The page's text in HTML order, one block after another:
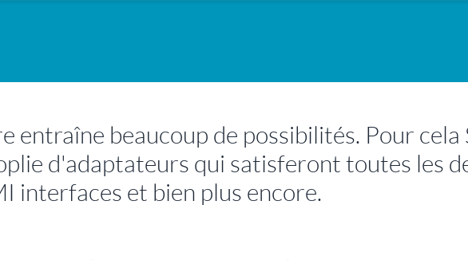
beaucoup de possibilités. Pour cela
d'adaptateurs qui satisferont toutes les
interfaces et bien plus encore.